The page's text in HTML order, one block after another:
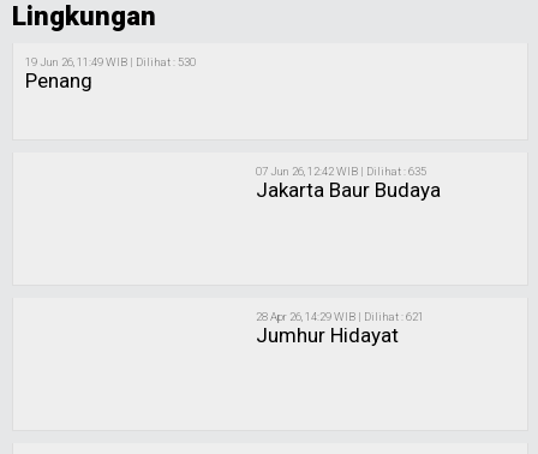
Lingkungan
19 Jun 26, 11:49 WIB | Dilihat : 530
Penang
07 Jun 26, 12:42 WIB | Dilihat : 635
Jakarta Baur Budaya
28 Apr 26, 14:29 WIB | Dilihat : 621
Jumhur Hidayat